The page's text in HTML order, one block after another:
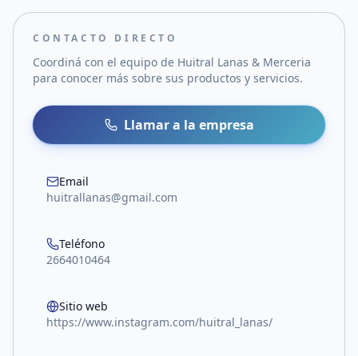
CONTACTO DIRECTO
Coordiná con el equipo de Huitral Lanas & Merceria
para conocer más sobre sus productos y servicios.
Llamar a la empresa
Email
huitrallanas@gmail.com
Teléfono
2664010464
Sitio web
https://www.instagram.com/huitral_lanas/